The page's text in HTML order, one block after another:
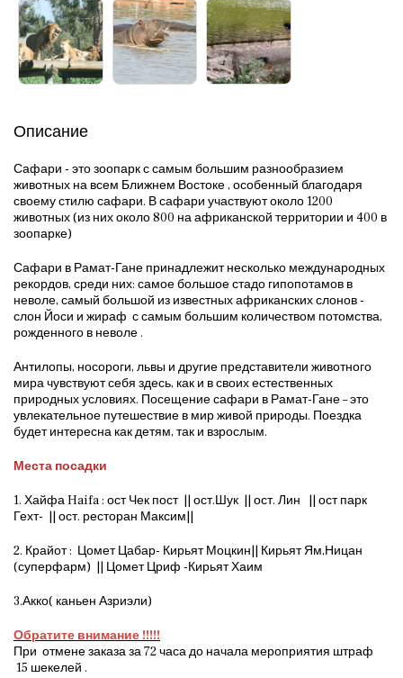
Описание
Сафари - это зоопарк с самым большим разнообразием
животных на всем Ближнем Востоке , особенный благодаря
своему стилю сафари. В сафари участвуют около 1200
животных (из них около 800 на африканской территории и 400 в
зоопарке)
Сафари в Рамат-Гане принадлежит несколько международных
рекордов, среди них: самое большое стадо гипопотамов в
неволе, самый большой из известных африканских слонов -
слон Йоси и жираф с самым большим количеством потомства,
рожденного в неволе .
Антилопы, носороги, львы и другие представители животного
мира чувствуют себя здесь, как и в своих естественных
природных условиях. Посещение сафари в Рамат-Гане – это
увлекательное путешествие в мир живой природы. Поездка
будет интересна как детям, так и взрослым.
Места посадки
1. Хайфа Haifa : ост Чек пост || ост.Шук || ост. Лин || ост парк
Гехт- || ост. ресторан Максим||
2. Крайот : Цомет Цабар- Кирьят Моцкин|| Кирьят Ям,Ницан
(суперфарм) || Цомет Цриф -Кирьят Хаим
3.Акко( каньен Азриэли)
Обратите внимание !!!!!
При отмене заказа за 72 часа до начала мероприятия штраф
15 шекелей .